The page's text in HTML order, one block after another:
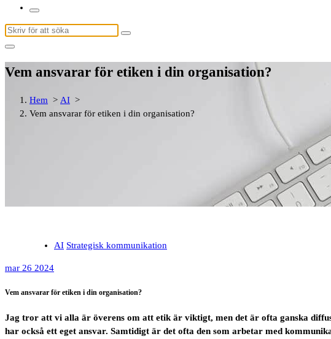
Sök
efter:
Vem ansvarar för etiken i din organisation?
Hem > AI >
Vem ansvarar för etiken i din organisation?
AI Strategisk kommunikation
mar 26 2024
Vem ansvarar för etiken i din organisation?
Jag tror att vi alla är överens om att etik är viktigt, men det är ofta ganska
har också ett eget ansvar. Samtidigt är det ofta den som arbetar med